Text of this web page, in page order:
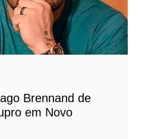
Brennand de
em Novo